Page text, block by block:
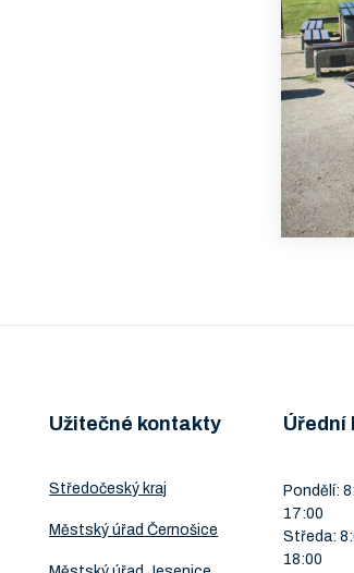
Užitečné kontakty
Středočeský kraj
Městský úřad Černošice
Úřední
Pondělí:
17:00
Středa:
18:00